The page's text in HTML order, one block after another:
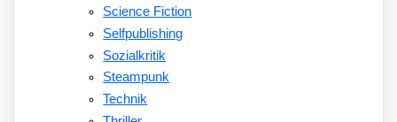
Science Fiction
Selfpublishing
Sozialkritik
Steampunk
Technik